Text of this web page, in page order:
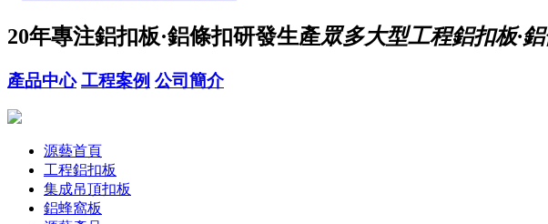
20年專注鋁扣板·鋁條扣研發生產眾多大型工程鋁扣板·
產品中心 工程案例 公司簡介
源藝首頁
工程鋁扣板
集成吊頂扣板
鋁蜂窩板